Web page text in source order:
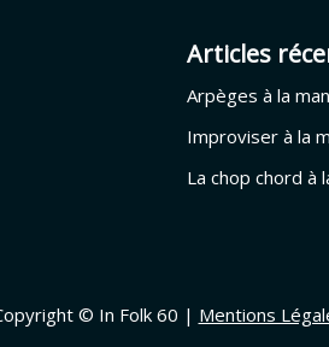
Articles
Arpèges à la
Improviser à la
La chop chord à
© In Folk 60 | Mentions